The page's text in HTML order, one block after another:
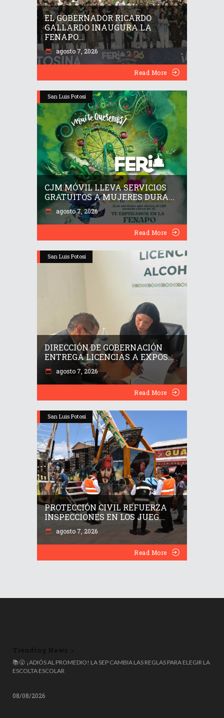
EL GOBERNADOR RICARDO
GALLARDO INAUGURA LA
FENAPO...
agosto 7, 2026
Read More
San Luis Potosí
CJM MÓVIL LLEVA SERVICIOS
GRATUITOS A MUJERES DURA...
agosto 7, 2026
Read More
San Luis Potosí
DIRECCIÓN DE GOBERNACIÓN
ENTREGA LICENCIAS A EXPOS...
agosto 7, 2026
Read More
San Luis Potosí
PROTECCIÓN CIVIL REFUERZA
INSPECCIONES EN LOS JUEG...
agosto 7, 2026
Read More
📚😮 ¡ADIÓS AL PROMEDIO! LA SEP CAMBIA LAS REGLAS PARA ELEGIR LA
ESCOLTA ESCOLAR
📝 UNAM CANCELA CONTRATO CON TERRITORIUM LIFE Y APLICARÁ
TRES AUDITORÍAS TRAS ESCÁNDALO DE TRAMPAS EN EXAMEN DE
08/08/2026